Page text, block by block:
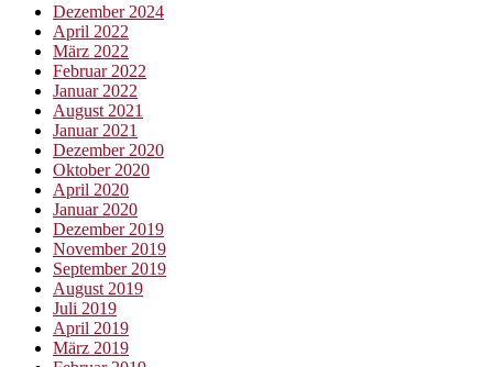
Dezember 2024
April 2022
März 2022
Februar 2022
Januar 2022
August 2021
Januar 2021
Dezember 2020
Oktober 2020
April 2020
Januar 2020
Dezember 2019
November 2019
September 2019
August 2019
Juli 2019
April 2019
März 2019